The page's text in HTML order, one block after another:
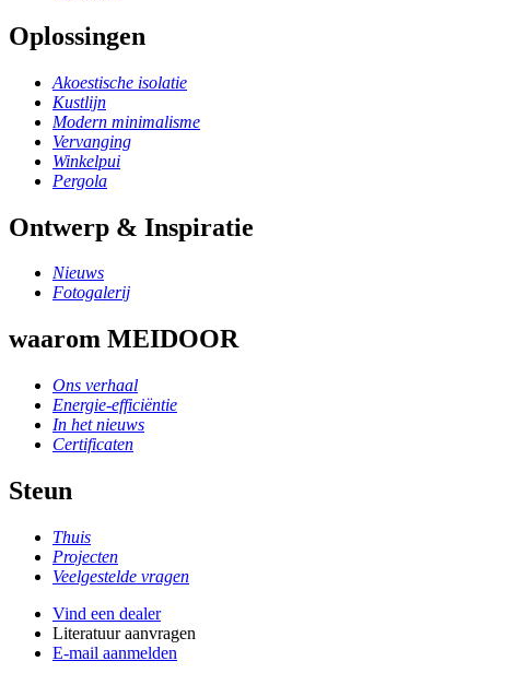
Oplossingen
Akoestische isolatie
Kustlijn
Modern minimalisme
Vervanging
Winkelpui
Pergola
Ontwerp & Inspiratie
Nieuws
Fotogalerij
waarom MEIDOOR
Ons verhaal
Energie-efficiëntie
In het nieuws
Certificaten
Steun
Thuis
Projecten
Veelgestelde vragen
Vind een dealer
Literatuur aanvragen
E-mail aanmelden